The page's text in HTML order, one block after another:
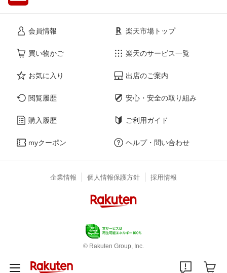
会員情報
買い物かご
お気に入り
閲覧履歴
購入履歴
myクーポン
楽天市場トップ
楽天のサービス一覧
出店のご案内
安心・安全の取り組み
ご利用ガイド
ヘルプ・問い合わせ
企業情報 個人情報保護方針 採用情報
© Rakuten Group, Inc.